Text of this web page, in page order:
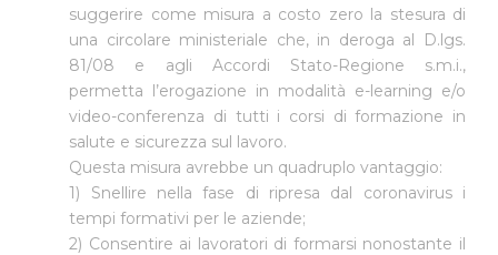
suggerire come misura a costo zero la stesura di
una circolare ministeriale che, in deroga al D.lgs.
81/08 e agli Accordi Stato-Regione s.m.i.,
permetta l’erogazione in modalità e-learning e/o
video-conferenza di tutti i corsi di formazione in
salute e sicurezza sul lavoro.
Questa misura avrebbe un quadruplo vantaggio:
1) Snellire nella fase di ripresa dal coronavirus i
tempi formativi per le aziende;
2) Consentire ai lavoratori di formarsi nonostante il